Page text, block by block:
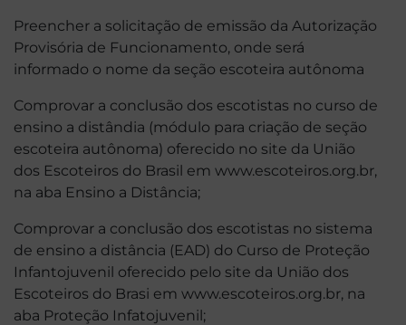
Preencher a solicitação de emissão da Autorização
Provisória de Funcionamento, onde será
informado o nome da seção escoteira autônoma
Comprovar a conclusão dos escotistas no curso de
ensino a distândia (módulo para criação de seção
escoteira autônoma) oferecido no site da União
dos Escoteiros do Brasil em www.escoteiros.org.br,
na aba Ensino a Distância;
Comprovar a conclusão dos escotistas no sistema
de ensino a distância (EAD) do Curso de Proteção
Infantojuvenil oferecido pelo site da União dos
Escoteiros do Brasi em www.escoteiros.org.br, na
aba Proteção Infatojuvenil;